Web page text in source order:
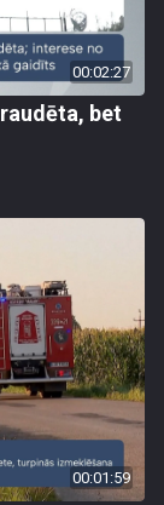
00:02:27
bet
00:01:59